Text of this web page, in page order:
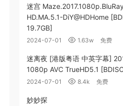
迷宫
HD.MA.5.1-DiY@HDHome
19.7GB]
2024-07-01 1.63w 免费
迷离夜 [港版粤语 中英字幕]
1080p AVC TrueHD5.1
2024-07-01 8.4k 免费
妙妙探